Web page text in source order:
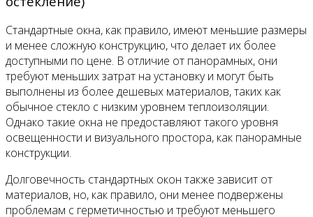
Стандартные окна, как правило, имеют меньшие размеры
и менее сложную конструкцию, что делает их более
доступными по цене. В отличие от панорамных, они
требуют меньших затрат на установку и могут быть
выполнены из более дешевых материалов, таких как
обычное стекло с низким уровнем теплоизоляции.
Однако такие окна не предоставляют такого уровня
освещенности и визуального простора, как панорамные
конструкции.
Долговечность стандартных окон также зависит от
материалов, но, как правило, они менее подвержены
проблемам с герметичностью и требуют меньшего